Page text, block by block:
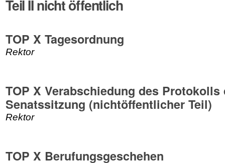
Teil II nicht öffentlich
TOP X Tagesordnung
Rektor
TOP X Verabschiedung des
Senatssitzung (nichtöffentlicher Teil)
Rektor
TOP X Berufungsgeschehen